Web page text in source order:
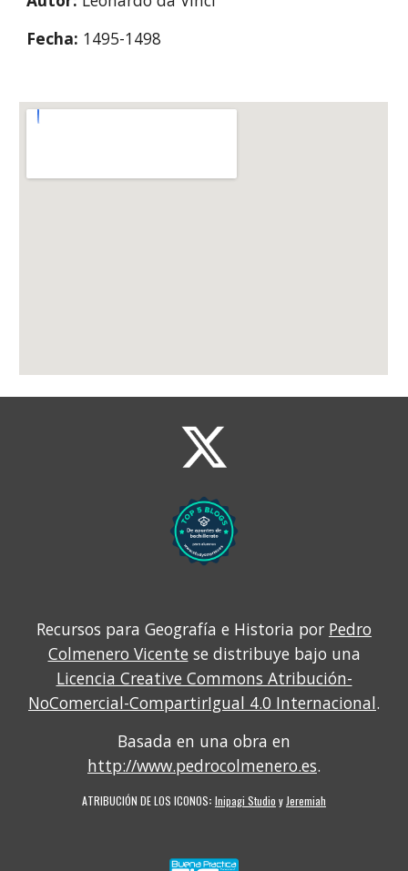
Fecha: 1495-1498
Recursos para Geografía e Historia por Pedro
Colmenero Vicente se distribuye bajo una
Licencia Creative Commons Atribución-
NoComercial-CompartirIgual 4.0 Internacional.
Basada en una obra en
http://www.pedrocolmenero.es.
ATRIBUCIÓN DE LOS ICONOS: Inipagi Studio y Jeremiah